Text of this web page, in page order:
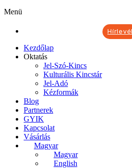
Menü
Hírlevél
Kezdőlap
Oktatás
Jel-Szó-Kincs
Kulturális Kincstár
Jel-Adó
Kézformák
Blog
Partnerek
GYIK
Kapcsolat
Vásárlás
Magyar
Magyar
English